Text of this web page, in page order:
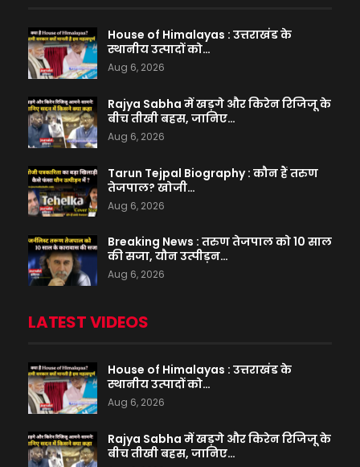
House of Himalayas : उत्तराखंड के
स्थानीय उत्पादों को…
Aug 6, 2026
Rajya Sabha में खड़गे और किरेन रिजिजू के
बीच तीखी बहस, जानिए…
Aug 6, 2026
Tarun Tejpal Biography : कौन हैं तरुण
तेजपाल? खोजी…
Aug 6, 2026
Breaking News : तरुण तेजपाल को 10 साल
की सजा, यौन उत्पीड़न…
Aug 6, 2026
LATEST VIDEOS
House of Himalayas : उत्तराखंड के
स्थानीय उत्पादों को…
Aug 6, 2026
Rajya Sabha में खड़गे और किरेन रिजिजू के
बीच तीखी बहस, जानिए…